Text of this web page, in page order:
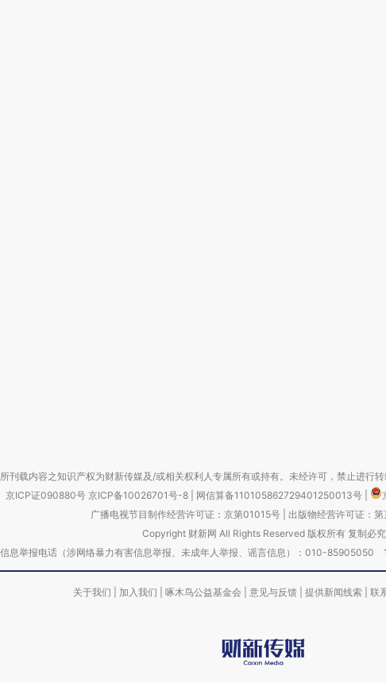
刊载内容之知识产权为财新传媒及/或相关权利人专属所有或持有。未经许可，禁止进行
京ICP证090880号 京ICP备10026701号-8 网信算备110105862729401250013号
广播电视节目制作经营许可证：京第01015号| 出版物经营许可证：
Copyright 财新网 All Rights Reserved 版权所有 复制必究
息举报电话（涉网络暴力有害信息举报、未成年人举报、谣言信息）：010-
关于我们 加入我们 啄木鸟公益基金会 意见与反馈 提供新闻线索 联